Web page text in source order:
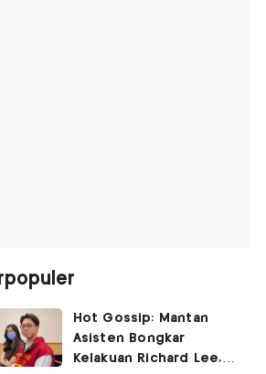
Hot Gossip: Mantan
Asisten Bongkar
Kelakuan Richard Lee,